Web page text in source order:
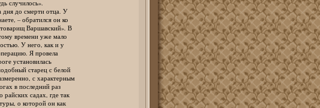
до смерти отца. У
– обратился он ко
Варшавский». В
времени уже мало
У него, как и у
Я провела
установилась
старец с белой
с характерным
в последний раз
садах, где так
о которой он как